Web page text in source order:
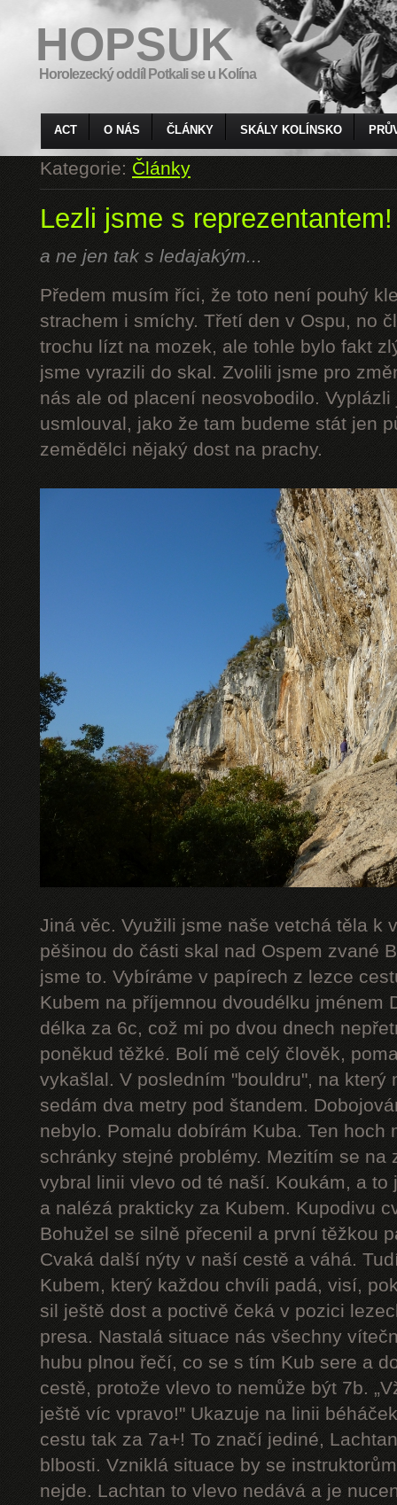
HOPSUK
Horolezecký oddíl Potkali se u Kolína
ACT O NÁS ČLÁNKY SKÁLY KOLÍNSKO
Kategorie:Články
Lezli jsme s reprezentantem!
a ne jen tak s ledajakým...
Předem musím říci, že toto není pouhý
strachem i smíchy. Třetí den v Ospu, no
trochu lízt na mozek, ale tohle bylo fakt
jsme vyrazili do skal. Zvolili jsme pro
nás ale od placení neosvobodilo.
usmlouval, jako že tam budeme stát jen
zemědělci nějaký dost na prachy.
Jiná věc. Využili jsme naše vetchá těla k
pěšinou do části skal nad Ospem zvané
jsme to. Vybíráme v papírech z lezce
Kubem na příjemnou dvoudélku jménem
délka za 6c, což mi po dvou dnech
poněkud těžké. Bolí mě celý člověk,
vykašlal. V posledním "bouldru", na který
sedám dva metry pod štandem.
nebylo. Pomalu dobírám Kuba. Ten hoch
schránky stejné problémy. Mezitím se na
vybral linii vlevo od té naší. Koukám, a
a nalézá prakticky za Kubem. Kupodivu
Bohužel se silně přecenil a první těžkou
Cvaká další nýty v naší cestě a váhá.
Kubem, který každou chvíli padá, visí,
sil ještě dost a poctivě čeká v pozici
presa. Nastalá situace nás všechny
hubu plnou řečí, co se s tím Kub sere a
cestě, protože vlevo to nemůže být 7b.
ještě víc vpravo!" Ukazuje na linii
cestu tak za 7a+! To značí jediné,
blbosti. Vzniklá situace by se
nejde. Lachtan to vlevo nedává a je